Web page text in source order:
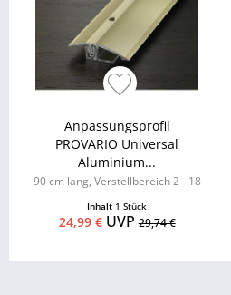
Anpassungsprofil
PROVARIO Universal
Aluminium...
90 cm lang, Verstellbereich 2 - 18
Inhalt 1 Stück
24,99 €UVP29,74 €